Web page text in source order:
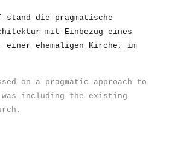
stand die pragmatische
mit Einbezug eines
einer ehemaligen Kirche, im
on a pragmatic approach to
including the existing